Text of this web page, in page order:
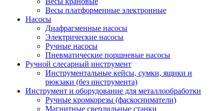
Весы платформенные электронные
Насосы
Диафрагменные насосы
Электрические насосы
Ручные насосы
Пневматические поршневые насосы
Ручной слесарный инструмент
Инструментальные кейсы, сумки, ящики и
рюкзаки (без инструмента)
Инструмент и оборудование для металлообработки
Ручные кромкорезы (фаскосниматели)
Магнитные сверлильные станки